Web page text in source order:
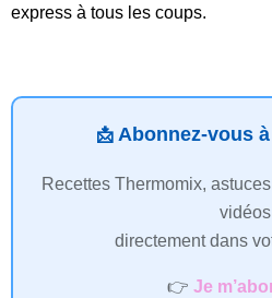
express à tous les coups.
📩 Abonnez-vous
Recettes Thermomix,
vidéos
directement dans
👉 Je